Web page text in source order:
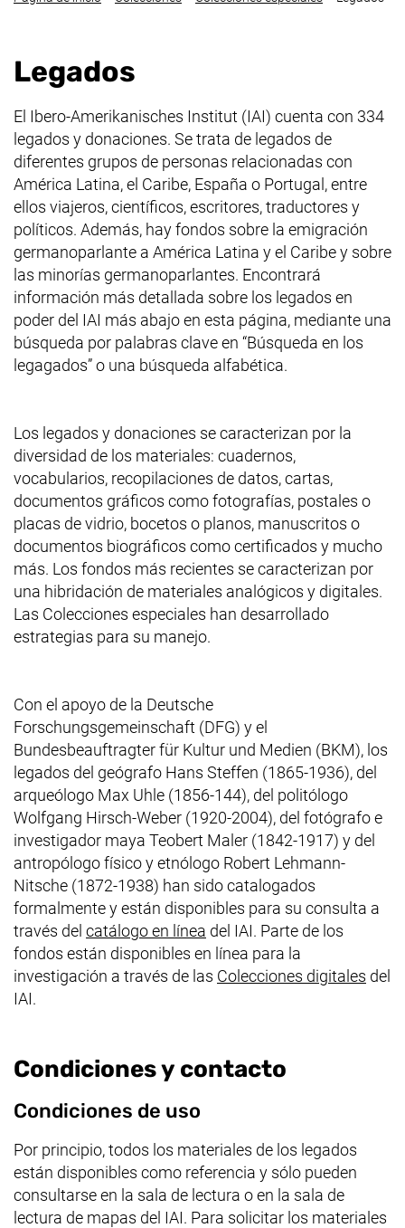
Legados
El Ibero-Amerikanisches Institut (IAI) cuenta con 334
legados y donaciones. Se trata de legados de
diferentes grupos de personas relacionadas con
América Latina, el Caribe, España o Portugal, entre
ellos viajeros, científicos, escritores, traductores y
políticos. Además, hay fondos sobre la emigración
germanoparlante a América Latina y el Caribe y sobre
las minorías germanoparlantes. Encontrará
información más detallada sobre los legados en
poder del IAI más abajo en esta página, mediante una
búsqueda por palabras clave en “Búsqueda en los
legagados” o una búsqueda alfabética.
Los legados y donaciones se caracterizan por la
diversidad de los materiales: cuadernos,
vocabularios, recopilaciones de datos, cartas,
documentos gráficos como fotografías, postales o
placas de vidrio, bocetos o planos, manuscritos o
documentos biográficos como certificados y mucho
más. Los fondos más recientes se caracterizan por
una hibridación de materiales analógicos y digitales.
Las Colecciones especiales han desarrollado
estrategias para su manejo.
Con el apoyo de la Deutsche
Forschungsgemeinschaft (DFG) y el
Bundesbeauftragter für Kultur und Medien (BKM), los
legados del geógrafo Hans Steffen (1865-1936), del
arqueólogo Max Uhle (1856-144), del politólogo
Wolfgang Hirsch-Weber (1920-2004), del fotógrafo e
investigador maya Teobert Maler (1842-1917) y del
antropólogo físico y etnólogo Robert Lehmann-
Nitsche (1872-1938) han sido catalogados
formalmente y están disponibles para su consulta a
través del catálogo en línea (enlace externo, abre una
del IAI. Parte de los
fondos están disponibles en línea para la
investigación a través de las Colecciones digitales del
IAI.
Condiciones y contacto
Condiciones de uso
Por principio, todos los materiales de los legados
están disponibles como referencia y sólo pueden
consultarse en la sala de lectura o en la sala de
lectura de mapas del IAI. Para solicitar los materiales